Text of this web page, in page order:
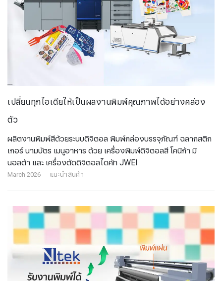
เปลี่ยนทุกไอเดียให้เป็นผลงานพิมพ์คุณภาพได้อย่างคล่อง
ตัว
ผลิตงานพิมพ์สีด้วยระบบดิจิตอล พิมพ์กล่องบรรจุภัณฑ์ ฉลากสติก
เกอร์ นามบัตร เมนูอาหาร ด้วย เครื่องพิมพ์ดิจิตอลสี โคนิก้า มิ
นอลต้า และ เครื่องตัดดิจิตอลไดคัท JWEI
March 2026 แนะนำสินค้า